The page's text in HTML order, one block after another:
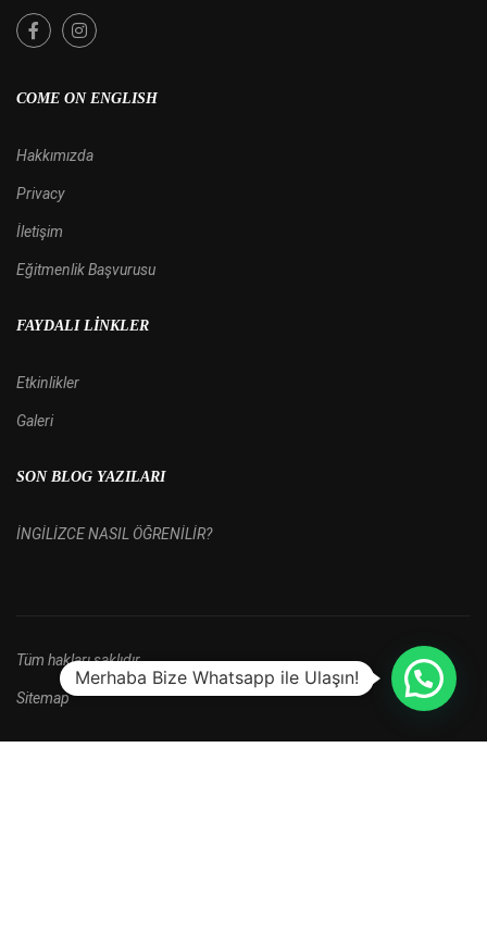
COME ON ENGLISH
Hakkımızda
Privacy
İletişim
Eğitmenlik Başvurusu
FAYDALI LINKLER
Etkinlikler
Galeri
SON BLOG YAZILARI
İNGİLİZCE NASIL ÖĞRENİLİR?
Tüm hakları saklıdır.
Sitemap
Merhaba Bize Whatsapp ile Ulaşın!